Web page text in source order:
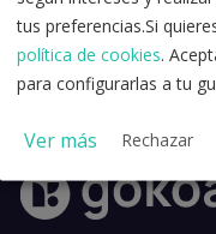
Acepto lapolítica de
uso.
tus preferencias.Si
política de cookies.
para configurarlas a tu
Ver más Rechazar